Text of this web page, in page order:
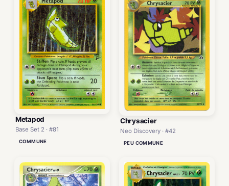
Metapod
Base Set 2 · #81
COMMUNE
Chrysacier
Neo Discovery · #42
PEU COMMUNE